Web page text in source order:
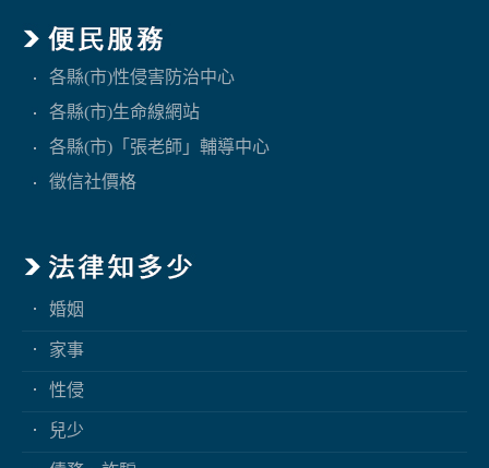
各縣(市)性侵害防治中心
各縣(市)生命線網站
各縣(市)「張老師」輔導中心
徵信社價格
婚姻
家事
性侵
兒少